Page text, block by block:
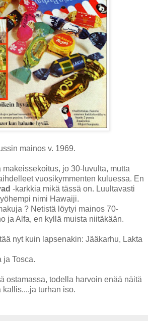
mainos v. 1969.
jo 30-luvulta, mutta
vuosikymmenten kuluessa. En
-karkkia mikä tässä on. Luultavasti
nimi Hawaiji.
? Netistä löytyi mainos 70-
ja Alfa, en kyllä muista niitäkään.
nyt kuin lapsenakin: Jääkarhu, Lakta
ja Tosca.
ostamassa, todella harvoin enää näitä
turhan iso.